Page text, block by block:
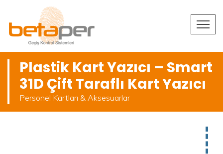
Plastik Kart Yazıcı – Smart
31D Çift Taraflı Kart Yazıcı
Personel Kartları & Aksesuarlar